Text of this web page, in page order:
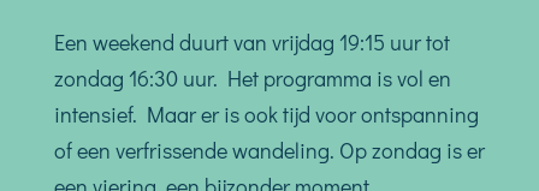
Een weekend duurt van vrijdag 19:15 uur tot
zondag 16:30 uur. Het programma is vol en
intensief. Maar er is ook tijd voor ontspanning
of een verfrissende wandeling. Op zondag is er